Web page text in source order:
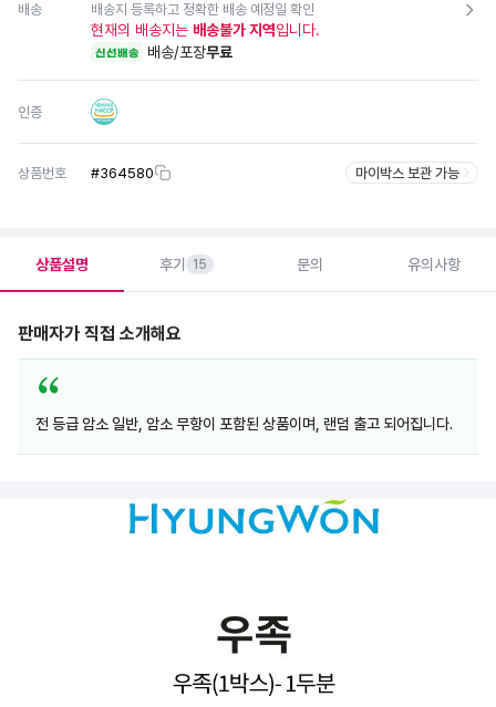
배송 배송지 등록하고 정확한 배송 예정일 확인
현재의 배송지는 배송불가 지역입니다.
신선배송 배송/포장무료
인증
상품번호 #364580 마이박스 보관 가능
상품설명 후기 15 문의 유의사항
판매자가 직접 소개해요
전 등급 암소 일반, 암소 무항이 포함된 상품이며, 랜덤 출고 되어집니다.